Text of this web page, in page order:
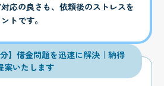
応の良さも、依頼後のストレスを
トです。
分】借金問題を迅速に解決｜納得
案いたします